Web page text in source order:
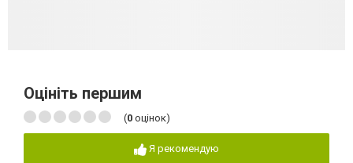
Оцініть першим
(0 оцінок)
Я рекомендую